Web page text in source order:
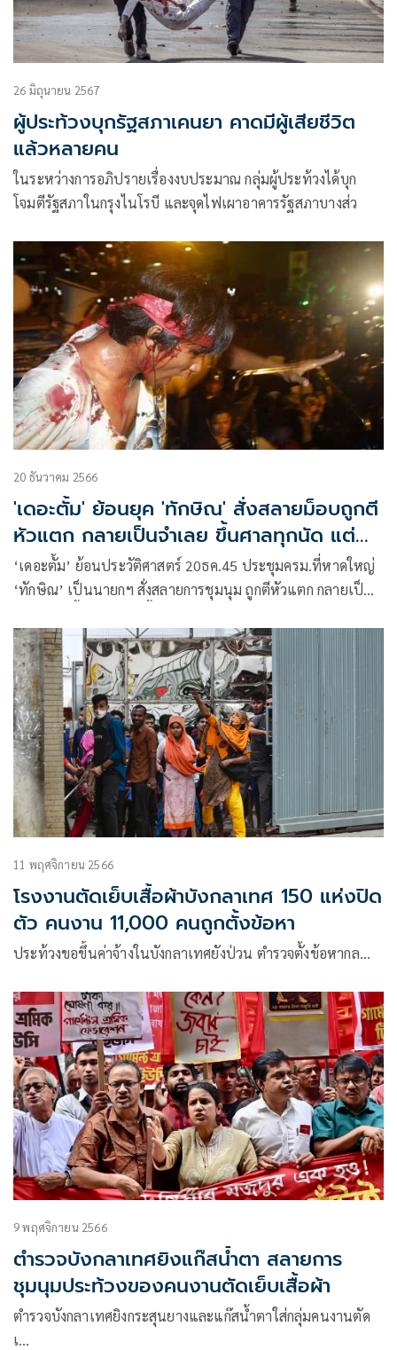
26 มิถุนายน 2567
ผู้ประท้วงบุกรัฐสภาเคนยา คาดมีผู้เสียชีวิต
แล้วหลายคน
ในระหว่างการอภิปรายเรื่องงบประมาณ กลุ่มผู้ประท้วงได้บุก
โจมตีรัฐสภาในกรุงไนโรบี และจุดไฟเผาอาคารรัฐสภาบางส่ว
20 ธันวาคม 2566
'เดอะตั้ม' ย้อนยุค 'ทักษิณ' สั่งสลายม็อบถูกตี
หัวแตก กลายเป็นจำเลย ขึ้นศาลทุกนัด แต่
ทักษิณหนีคดีไม่ติดคุก
‘เดอะตั้ม’ ย้อนประวัติศาสตร์ 20ธค.45 ประชุมครม.ที่หาดใหญ่
‘ทักษิณ’ เป็นนายกฯ สั่งสลายการชุมนุม ถูกตีหัวแตก กลายเป็น
ติดคุก ความยุติธรรมอยู่ตรงไหน
11 พฤศจิกายน 2566
โรงงานตัดเย็บเสื้อผ้าบังกลาเทศ 150 แห่งปิด
ตัว คนงาน 11,000 คนถูกตั้งข้อหา
ประท้วงขอขึ้นค่าจ้างในบังกลาเทศยังป่วน ตำรวจตั้งข้อหากล…
9 พฤศจิกายน 2566
ตำรวจบังกลาเทศยิงแก๊สน้ำตา สลายการ
ชุมนุมประท้วงของคนงานตัดเย็บเสื้อผ้า
ตำรวจบังกลาเทศยิงกระสุนยางและแก๊สน้ำตาใส่กลุ่มคนงานตัด
เ…